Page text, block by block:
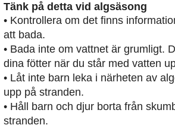
Tänk på detta vid algsäsong
• Kontrollera om det finns
att bada.
• Bada inte om vattnet är grumligt.
dina fötter när du står med vatten
• Låt inte barn leka i närheten av
upp på stranden.
• Håll barn och djur borta från
stranden.